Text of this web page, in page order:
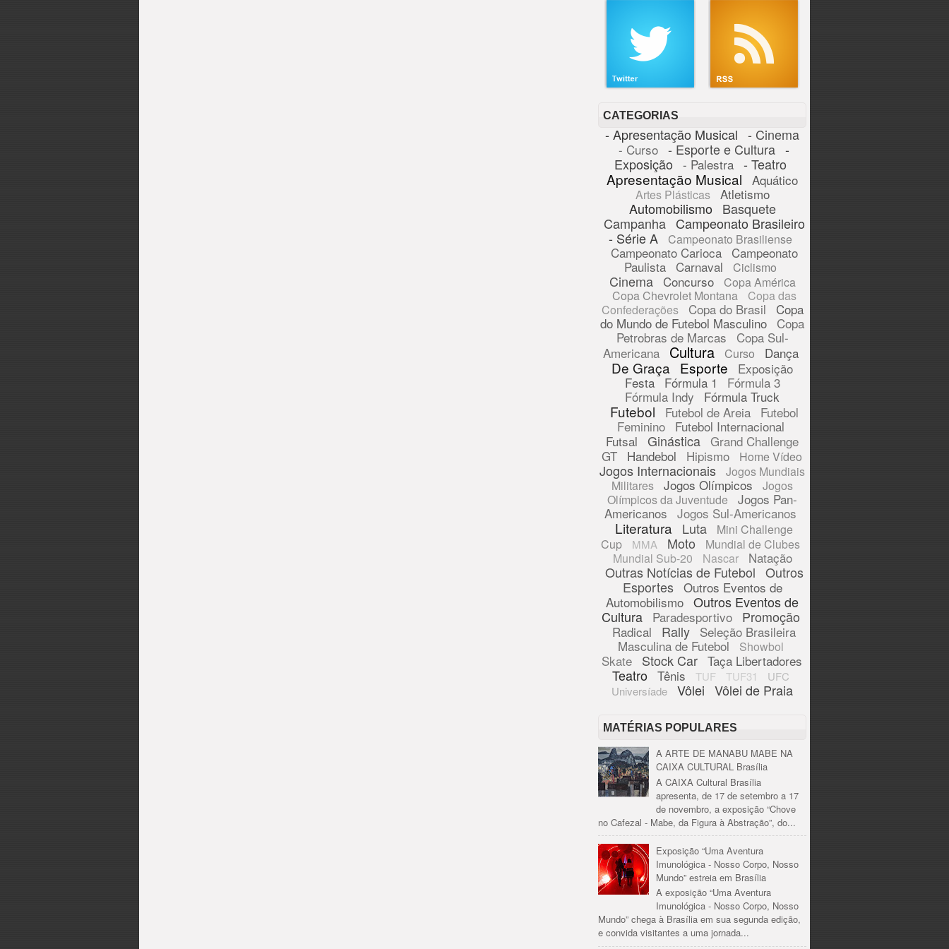
CATEGORIAS
- Apresentação Musical - Cinema
- Curso - Esporte e Cultura -
Exposição - Palestra - Teatro
Apresentação Musical Aquático
Artes Plásticas Atletismo
Automobilismo
Basquete
Campanha Campeonato Brasileiro
- Série A
Campeonato Brasiliense
Campeonato Carioca
Campeonato
Paulista Carnaval Ciclismo
Cinema Concurso
Copa América
Copa Chevrolet Montana
Copa das
Confederações
Copa do Brasil Copa
do Mundo de Futebol Masculino Copa
Petrobras de Marcas
Copa Sul-
Americana
Cultura Curso Dança
De Graça Esporte
Exposição
Festa
Fórmula 1
Fórmula 3
Fórmula Indy
Fórmula Truck
Futebol Futebol de Areia
Futebol
Feminino
Futebol Internacional
Futsal Ginástica Grand Challenge
GT Handebol Hipismo Home Vídeo
Jogos Internacionais
Jogos Mundiais
Militares
Jogos Olímpicos
Jogos
Olímpicos da Juventude
Jogos Pan-
Americanos Jogos Sul-Americanos
Literatura Luta
Mini Challenge
Cup
MMA Moto
Mundial de Clubes
Mundial Sub-20
Nascar Natação
Outras Notícias de Futebol Outros
Esportes Outros Eventos de
Automobilismo Outros Eventos de
Cultura
Paradesportivo Promoção
Radical Rally Seleção Brasileira
Masculina de Futebol
Showbol
Skate Stock Car Taça Libertadores
Teatro Tênis TUF TUF31
UFC
Universíade
Vôlei Vôlei de Praia
MATÉRIAS POPULARES
A ARTE DE MANABU MABE NA
CAIXA CULTURAL Brasília
A CAIXA Cultural Brasília
apresenta, de 17 de setembro a 17
de novembro, a exposição “Chove
no Cafezal - Mabe, da Figura à Abstração”, do...
Exposição “Uma Aventura
Imunológica - Nosso Corpo, Nosso
Mundo” estreia em Brasília
A exposição “Uma Aventura
Imunológica - Nosso Corpo, Nosso
Mundo” chega à Brasília em sua segunda edição,
e convida visitantes a uma jornada...